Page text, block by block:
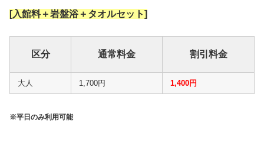
[入館料＋岩盤浴＋タオルセット]
区分 通常料金 割引料金
大人 1,700円 1,400円
※平日のみ利用可能